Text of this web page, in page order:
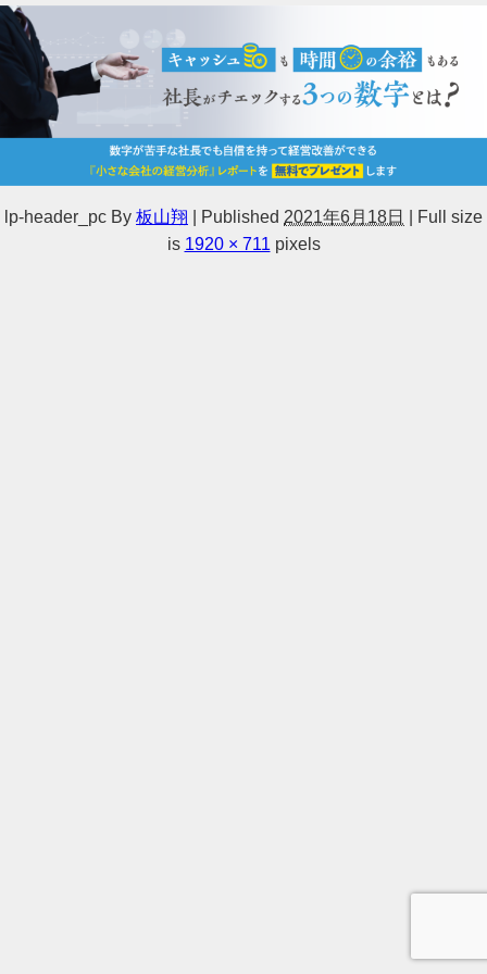
lp-header_pc By 板山翔 Published 2021年6月18日
Full size
is 1920 × 711 pixels